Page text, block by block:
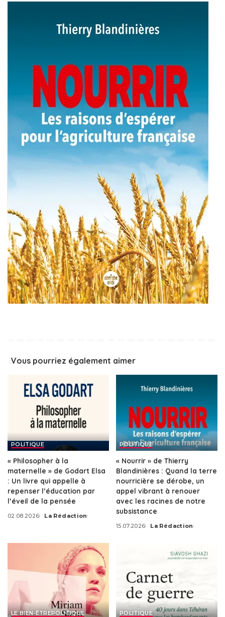
Vous pourriez également aimer
POLITIQUE
« Philosopher à la
maternelle » de Godart Elsa
: Un livre qui appelle à
repenser l’éducation par
l’éveil de la pensée
02.08.2026
Posted
La Rédaction
POLITIQUE
« Nourrir » de Thierry
Blandinières : Quand la terre
nourricière se dérobe, un
appel vibrant à renouer
avec les racines de notre
subsistance
15.07.2026
Posted
La Rédaction
LE BIEN-ÊTREPOLITIQUE POLITIQUE